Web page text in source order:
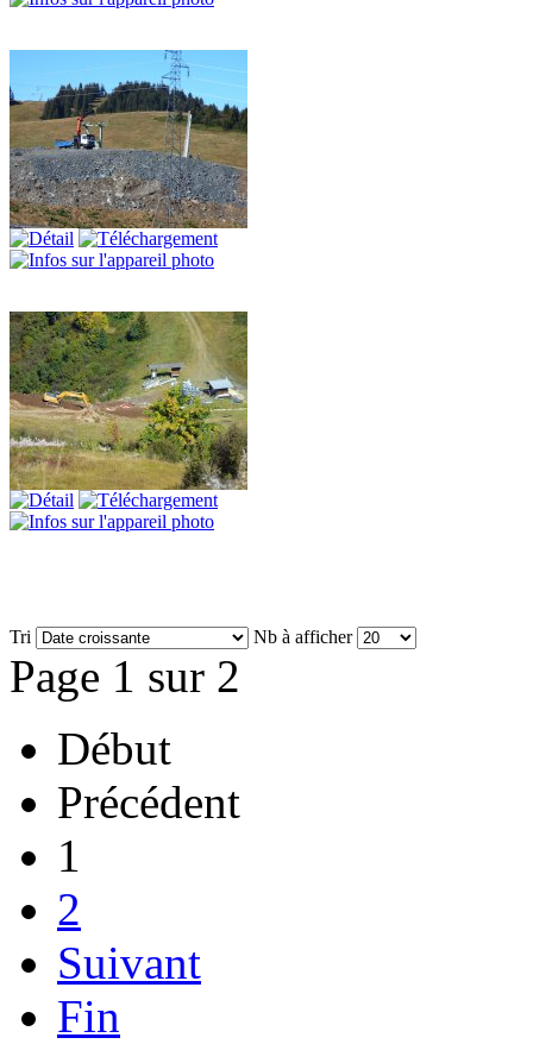
Tri Nb à afficher
Page 1 sur 2
Début
Précédent
1
2
Suivant
Fin